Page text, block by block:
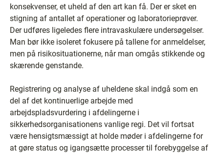
konsekvenser, et uheld af den art kan få. Der er sket en
stigning af antallet af operationer og laboratorieprøver.
Der udføres ligeledes flere intravaskulære undersøgelser.
Man bør ikke isoleret fokusere på tallene for anmeldelser,
men på risikosituationerne, når man omgås stikkende og
skærende genstande.
Registrering og analyse af uheldene skal indgå som en
del af det kontinuerlige arbejde med
arbejdspladsvurdering i afdelingerne i
sikkerhedsorganisationens vanlige regi. Det vil fortsat
være hensigtsmæssigt at holde møder i afdelingerne for
at gøre status og igangsætte processer til forebyggelse af